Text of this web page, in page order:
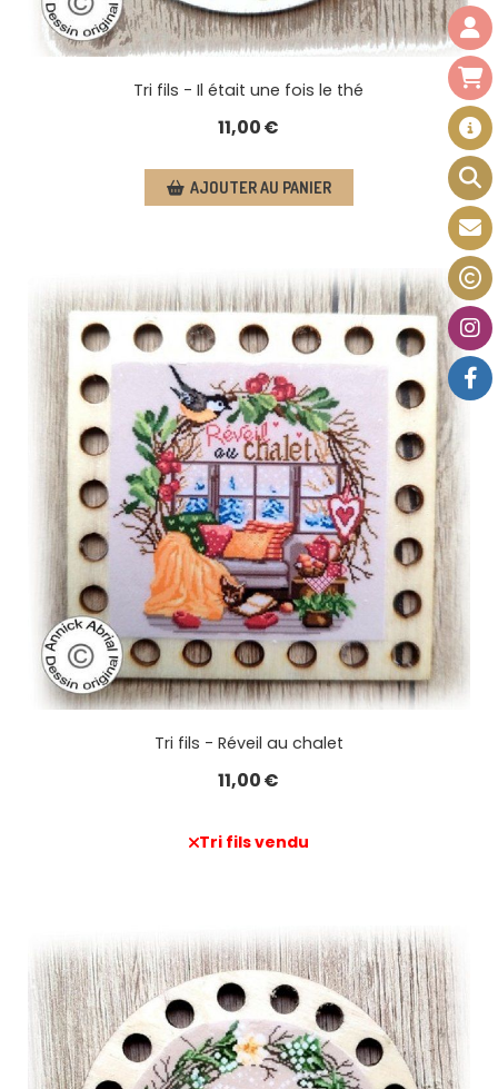
Tri fils - Il était une fois le thé
11,00€
AJOUTER AU PANIER
Tri fils - Réveil au chalet
11,00€
Tri fils vendu